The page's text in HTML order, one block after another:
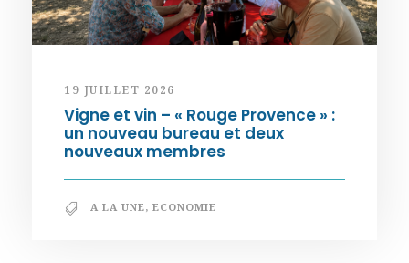
19 JUILLET 2026
Vigne et vin – « Rouge Provence » :
un nouveau bureau et deux
nouveaux membres
A LA UNE, ECONOMIE